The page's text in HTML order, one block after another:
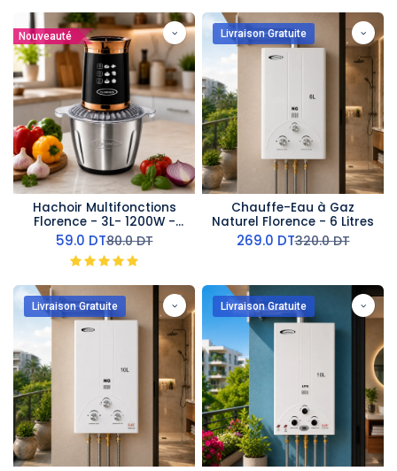
Nouveauté
Hachoir Multifonctions
Florence - 3L- 1200W -
Noir
59.0 DT80.0DT
Livraison Gratuite
Chauffe-Eau à Gaz
Naturel Florence - 6 Litres
269.0 DT320.0DT
Livraison Gratuite Livraison Gratuite